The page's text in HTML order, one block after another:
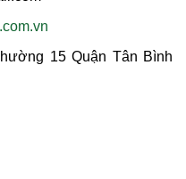
15 Quận Tân Bình